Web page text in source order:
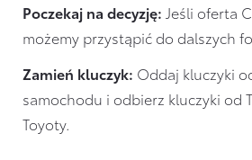
Poczekaj na decyzję: Jeśli oferta
możemy przystąpić do dalszych
Zamień kluczyk: Oddaj kluczyki
samochodu i odbierz kluczyki od
Toyoty.